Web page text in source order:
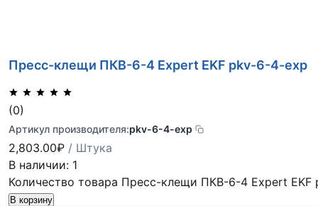
Пресс-клещи ПКВ-6-4 Expert EKF pkv-6-4-exp
(0)
Артикул производителя:pkv-6-4-exp
2,803.00₽ / Штука
В наличии: 1
Количество товара Пресс-клещи ПКВ-6-4 Expert
В корзину